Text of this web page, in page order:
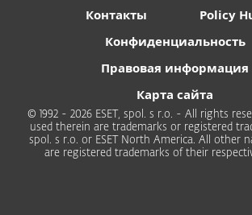
Контакты
Policy
Конфиденциальность
Правовая информация
Карта сайта
© 1992 - 2026 ESET, spol. s r.o. - All rights
used therein are trademarks or registered
spol. s r.o. or ESET North America. All other
are registered trademarks of their